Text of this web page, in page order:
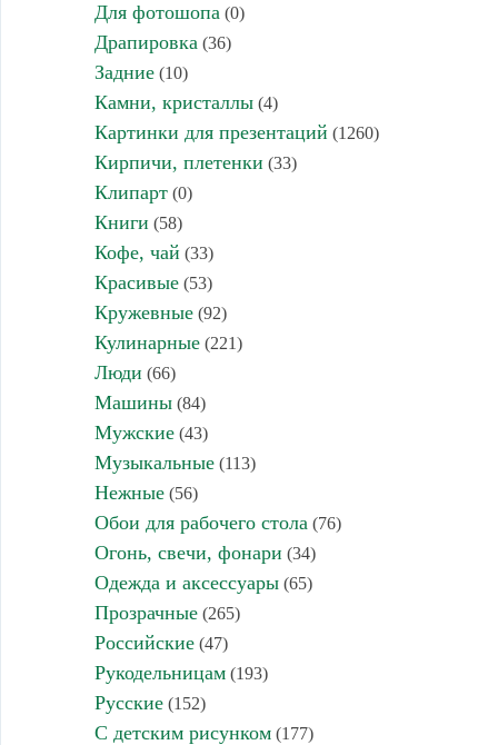
Для фотошопа (0)
Драпировка (36)
Задние(10)
Камни, кристаллы(4)
Картинки для презентаций (1260)
Кирпичи, плетенки (33)
Клипарт(0)
Книги (58)
Кофе, чай (33)
Красивые(53)
Кружевные(92)
Кулинарные(221)
Люди (66)
Машины(84)
Мужские(43)
Музыкальные(113)
Нежные(56)
Обои для рабочего стола (76)
Огонь, свечи, фонари (34)
Одежда и аксессуары(65)
Прозрачные(265)
Российские(47)
Рукодельницам(193)
Русские(152)
С детским рисунком(177)